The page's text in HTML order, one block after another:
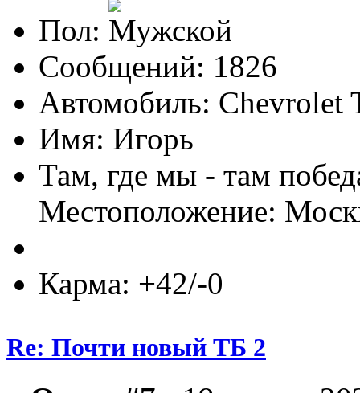
Пол:
Сообщений: 1826
Автомобиль:
Имя: Игорь
Там, где мы - там
Местоположение:
Карма: +42/-0
Re: Почти новый ТБ 2